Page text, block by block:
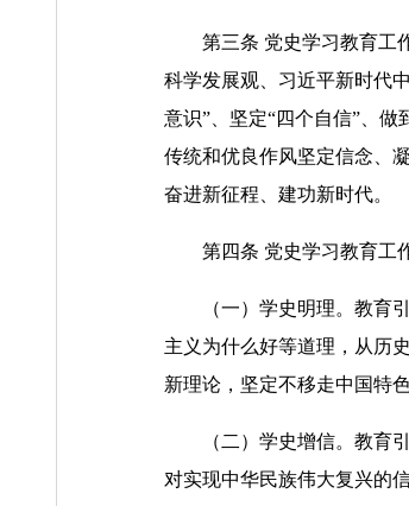
第三条 党史学习教育工作
科学发展观、习近平新时代
意识”、坚定“四个自信”、
传统和优良作风坚定信念、
奋进新征程、建功新时代。
第四条 党史学习教育工作
（一）学史明理。教育引
主义为什么好等道理，从历
新理论，坚定不移走中国特
（二）学史增信。教育引
对实现中华民族伟大复兴的